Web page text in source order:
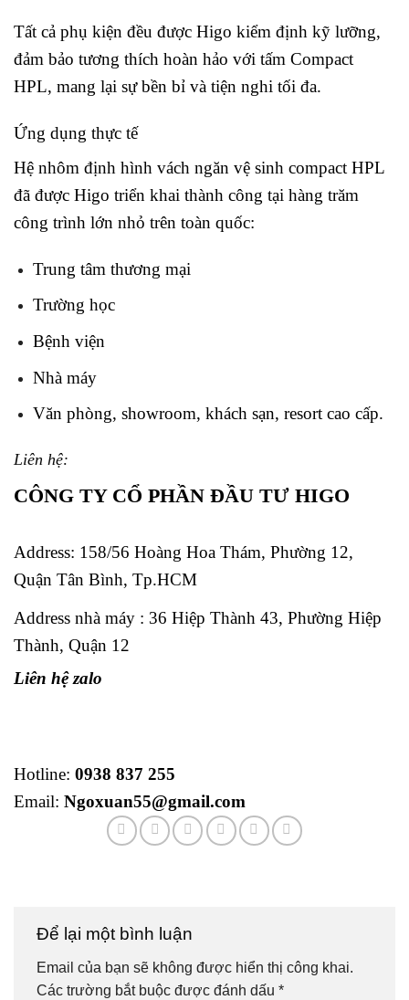
Tất cả phụ kiện đều được Higo kiểm định kỹ lưỡng,
đảm bảo tương thích hoàn hảo với tấm Compact
HPL, mang lại sự bền bỉ và tiện nghi tối đa.
Ứng dụng thực tế
Hệ nhôm định hình vách ngăn vệ sinh compact HPL
đã được Higo triển khai thành công tại hàng trăm
công trình lớn nhỏ trên toàn quốc:
Trung tâm thương mại
Trường học
Bệnh viện
Nhà máy
Văn phòng, showroom, khách sạn, resort cao cấp.
Liên hệ:
CÔNG TY CỔ PHẦN ĐẦU TƯ HIGO
Address: 158/56 Hoàng Hoa Thám, Phường 12,
Quận Tân Bình, Tp.HCM
Address nhà máy : 36 Hiệp Thành 43, Phường Hiệp
Thành, Quận 12
Liên hệ zalo
Hotline: 0938 837 255
Email: Ngoxuan55@gmail.com
Để lại một bình luận
Email của bạn sẽ không được hiển thị công khai.
Các trường bắt buộc được đánh dấu *